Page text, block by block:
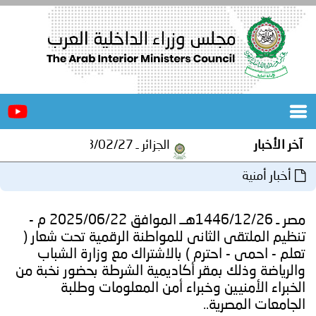
الرئيسية
المكاتب
المجلس
مؤتمرات
و
اجتماعات
جهود
و
برامج
آخر الأخبار الجزائر ـ 1448/02/27هـ ــ الموافق 2026/08/10 م - مصالح أمن ولاية المنيعة تستقبل أشبال الهلال الاحمر الجزائري بالمنيعة..
أخبار أمنية
مصر ـ 1446/12/26هــ الموافق 2025/06/22 م -
تنظيم الملتقى الثانى للمواطنة الرقمية تحت شعار (
تعلم - احمى - احترم ) بالاشتراك مع وزارة الشباب
والرياضة وذلك بمقر أكاديمية الشرطة بحضور نخبة من
الخبراء الأمنيين وخبراء أمن المعلومات وطلبة
الجامعات المصرية..